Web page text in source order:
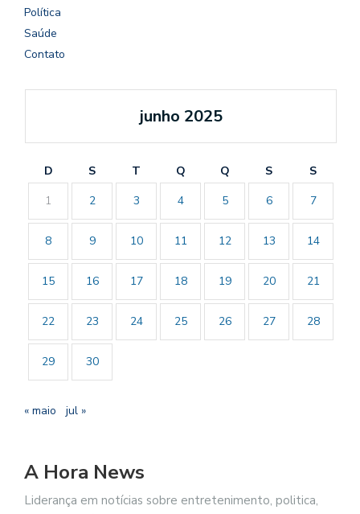
Política
Saúde
Contato
junho 2025
D S T Q Q S
S
1
2 3 4 5 6 7
8 9 10 11 12 13 14
15 16 17 18 19 20 21
22 23 24 25 26 27 28
29 30
« maio jul »
A Hora News
Liderança em notícias sobre entretenimento, politica,